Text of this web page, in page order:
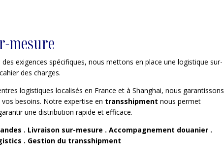
mesure
exigences spécifiques, nous mettons en place une logistique sur-
des charges.
logistiques localisés en France et à Shanghai, nous garantissons
besoins. Notre expertise en transshipment nous permet
une distribution rapide et efficace.
. Livraison sur-mesure . Accompagnement douanier .
. Gestion du transshipment